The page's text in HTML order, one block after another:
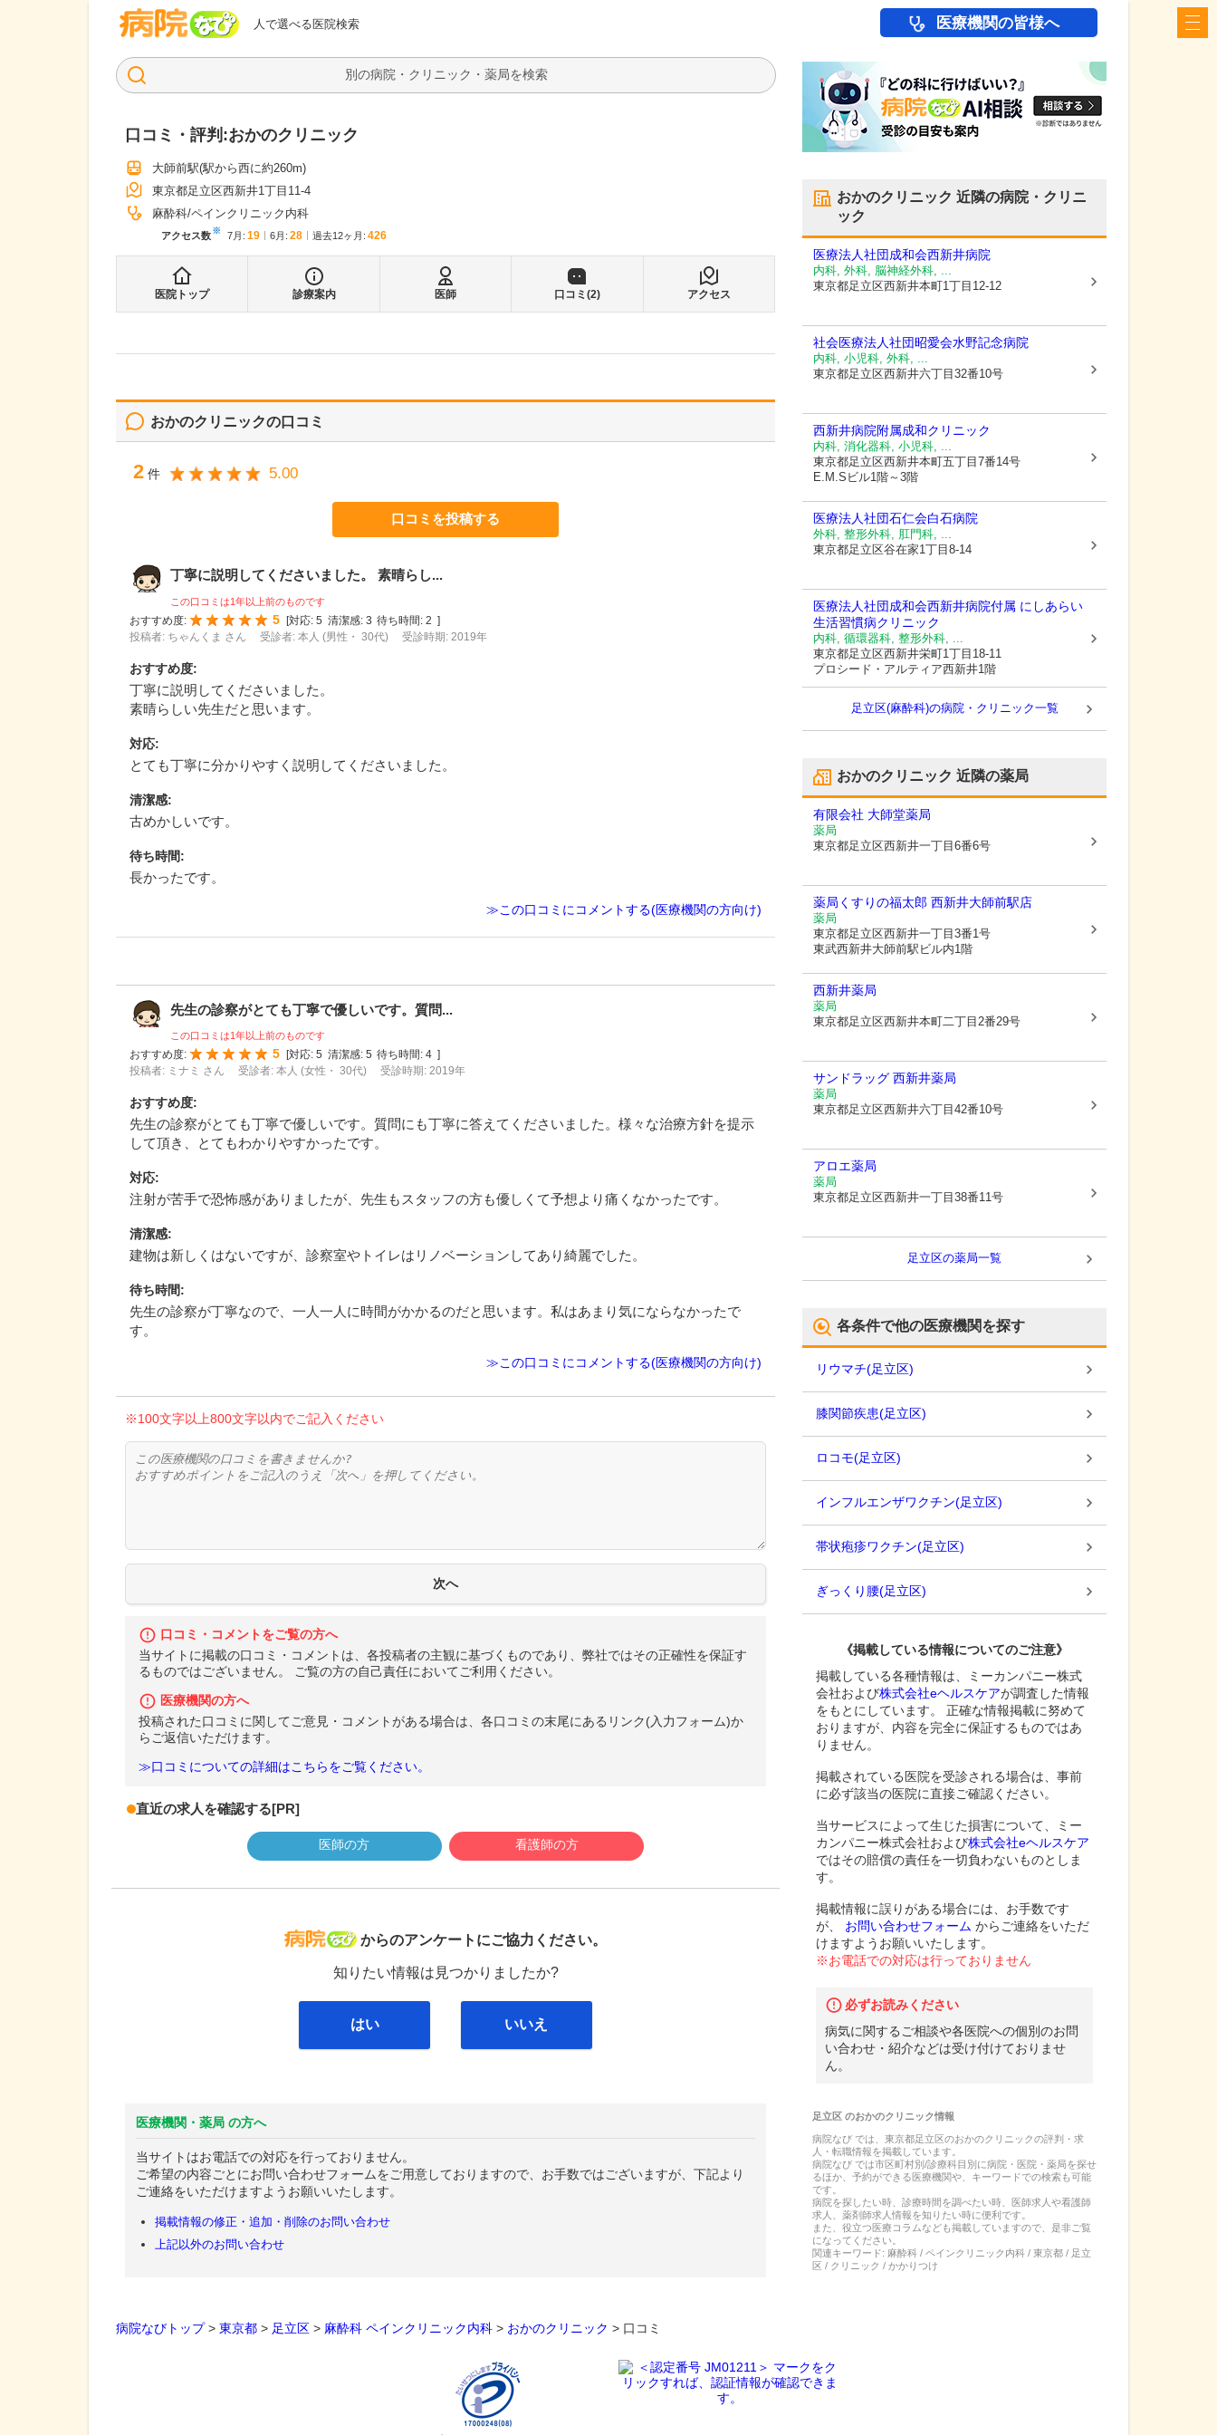
人で選べる医院検索
病院なび 医療機関の皆様へ
検索
口コミ・評判:おかのクリニック
大師前駅(駅から西に約260m)
東京都足立区西新井1丁目11-4
麻酔科 ペインクリニック内科
アクセス数※ 7月 : 19 6月 : 28 過去12ヶ月: 426
医院トップ 診療案内 医師 口コミ(2) アクセス
おかのクリニックの口コミ
2 件 5.00
口コミを投稿する
丁寧に説明してくださいました。 素晴らし...
この口コミは1年以上前のものです
おすすめ度:
5 [対応: 5 清潔感: 3 待ち時間: 2 ]
投稿者: ちゃんくま さん
受診者: 本人 (男性・ 30代) 受診時期: 2019年
おすすめ度:
丁寧に説明してくださいました。
素晴らしい先生だと思います。
対応:
とても丁寧に分かりやすく説明してくださいました。
清潔感:
古めかしいです。
待ち時間:
長かったです。
≫この口コミにコメントする(医療機関の方向け)
先生の診察がとても丁寧で優しいです。質問...
この口コミは1年以上前のものです
おすすめ度:
5 対応: 5 清潔感: 5 待ち時間: 4
投稿者: ミナミ さん
受診者: 本人 (女性・ 30代) 受診時期: 2019年
おすすめ度:
先生の診察がとても丁寧で優しいです。質問にも丁寧に答えてくださいました。様々な治療方針を提示
して頂き、とてもわかりやすかったです。
対応:
注射が苦手で恐怖感がありましたが、先生もスタッフの方も優しくて予想より痛くなかったです。
清潔感:
建物は新しくはないですが、診察室やトイレはリノベーションしてあり綺麗でした。
待ち時間:
先生の診察が丁寧なので、一人一人に時間がかかるのだと思います。私はあまり気にならなかったで
す。
≫この口コミにコメントする(医療機関の方向け)
※100文字以上800文字以内でご記入ください
口コミ・コメントをご覧の方へ
当サイトに掲載の口コミ・コメントは、各投稿者の主観に基づくものであり、弊社ではその正確性を保証す
るものではございません。 ご覧の方の自己責任においてご利用ください。
医療機関の方へ
投稿された口コミに関してご意見・コメントがある場合は、各口コミの末尾にあるリンク(入力フォーム)か
らご返信いただけます。
≫口コミについての詳細はこちらをご覧ください。
直近の求人を確認する[PR]
医師の方 看護師の方
病院なび
からのアンケートにご協力ください。
知りたい情報は見つかりましたか?
はい いいえ
医療機関・薬局 の方へ
当サイトはお電話での対応を行っておりません。
ご希望の内容ごとにお問い合わせフォームをご用意しておりますので、お手数ではございますが、下記より
ご連絡をいただけますようお願いいたします。
掲載情報の修正・追加・削除のお問い合わせ
上記以外のお問い合わせ
おかのクリニック 近隣の病院・クリニ
ック
医療法人社団成和会西新井病院
内科, 外科, 脳神経外科, ...
東京都足立区西新井本町1丁目12-12
社会医療法人社団昭愛会水野記念病院
内科, 小児科, 外科, ...
東京都足立区西新井六丁目32番10号
西新井病院附属成和クリニック
内科, 消化器科, 小児科, ...
東京都足立区西新井本町五丁目7番14号
E.M.Sビル1階～3階
医療法人社団石仁会白石病院
外科, 整形外科, 肛門科, ...
東京都足立区谷在家1丁目8-14
医療法人社団成和会西新井病院付属 にしあらい
生活習慣病クリニック
内科, 循環器科, 整形外科, ...
東京都足立区西新井栄町1丁目18-11
プロシード・アルティア西新井1階
足立区(麻酔科)の病院・クリニック一覧
おかのクリニック 近隣の薬局
有限会社 大師堂薬局
薬局
東京都足立区西新井一丁目6番6号
薬局くすりの福太郎 西新井大師前駅店
薬局
東京都足立区西新井一丁目3番1号
東武西新井大師前駅ビル内1階
西新井薬局
薬局
東京都足立区西新井本町二丁目2番29号
サンドラッグ 西新井薬局
薬局
東京都足立区西新井六丁目42番10号
アロエ薬局
薬局
東京都足立区西新井一丁目38番11号
足立区の薬局一覧
各条件で他の医療機関を探す
リウマチ(足立区)
膝関節疾患(足立区)
ロコモ(足立区)
インフルエンザワクチン(足立区)
帯状疱疹ワクチン(足立区)
ぎっくり腰(足立区)
《掲載している情報についてのご注意》
掲載している各種情報は、ミーカンパニー株式
会社および株式会社eヘルスケアが調査した情報
をもとにしています。 正確な情報掲載に努めて
おりますが、内容を完全に保証するものではあ
りません。
掲載されている医院を受診される場合は、事前
に必ず該当の医院に直接ご確認ください。
当サービスによって生じた損害について、ミー
カンパニー株式会社および株式会社eヘルスケア
ではその賠償の責任を一切負わないものとしま
す。
掲載情報に誤りがある場合には、お手数です
が、
お問い合わせフォーム からご連絡をいただ
けますようお願いいたします。
※お電話での対応は行っておりません
必ずお読みください
病気に関するご相談や各医院への個別のお問
い合わせ・紹介などは受け付けておりませ
ん。
足立区のおかのクリニック情報
病院なび では、 東京都足立区のおかのクリニックの評判・求
人・転職情報を掲載しています。
病院なび では市区町村別/診療科目別に病院・医院・薬局を探せ
るほか、予約ができる医療機関や、キーワードでの検索も可能
です。
病院を探したい時、診療時間を調べたい時、医師求人や看護師
求人、薬剤師求人情報を知りたい時に便利です。
また、役立つ医療コラムなども掲載していますので、是非ご覧
になってください。
関連キーワード: 麻酔科 / ペインクリニック内科 / 東京都 / 足立
区 / クリニック / かかりつけ
病院なびトップ> 東京都 > 足立区 > 麻酔科 ペインクリニック内科 > おかのクリニック > 口コミ